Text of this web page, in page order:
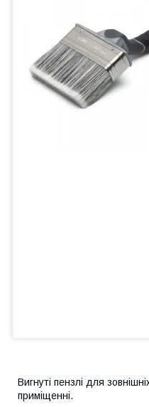
Вигнуті пензлі для
приміщенні.